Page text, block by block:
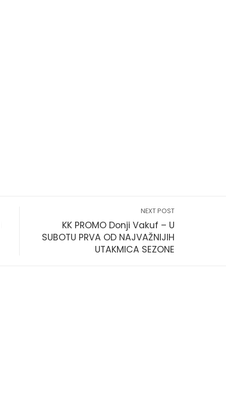
NEXT POST
KK PROMO Donji Vakuf – U
SUBOTU PRVA OD NAJVAŽNIJIH
UTAKMICA SEZONE